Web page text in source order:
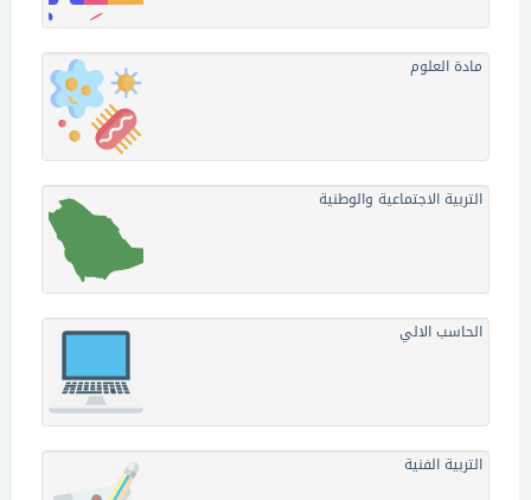
مادة العلوم
التربية الاجتماعية والوطنية
الحاسب الالي
التربية الفنية